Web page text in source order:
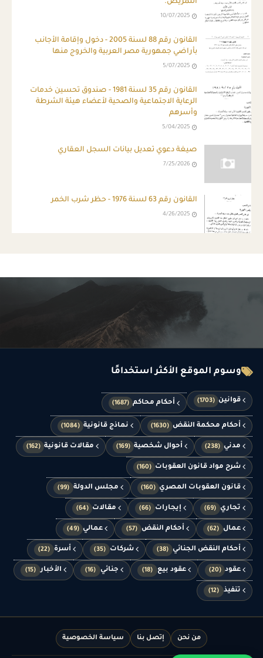
10/07/2025
القانون رقم 88 لسنة 2005 - دخول وإقامة الأجانب
بأراضي جمهورية مصر العربية والخروج منها
5/07/2025
القانون رقم 35 لسنة 1981 - صندوق تحسين خدمات
الرعاية الاجتماعية والصحية لأعضاء هيئة الشرطة
وأسرهم
5/04/2025
صيغة دعوي تعديل بيانات السجل العقاري
7/25/2026
القانون رقم 63 لسنة 1976 - حظر شرب الخمر
4/26/2025
وسوم الموقع الأكثر استخدامًا
قوانين (1703) أحكام محاكم (1687)
أحكام محكمة النقض (1630) نماذج قانونية (1084)
مدني (238) أحوال شخصية (169) مقالات قانونية (162)
شرح مواد قانون العقوبات (160)
قانون العقوبات المصري (160) مجلس الدولة (99)
تجاري (69) إيجارات (66) مقالات (64)
عمال (62) أحكام النقض (57) عمالي (49)
أحكام النقض الجنائي (38) شركات (35) أسرة (22)
عقود (20) عقود بيع (18) جنائي (16) الأخبار (15)
تنفيذ (12)
من نحن إتصل بنا سياسة الخصوصية